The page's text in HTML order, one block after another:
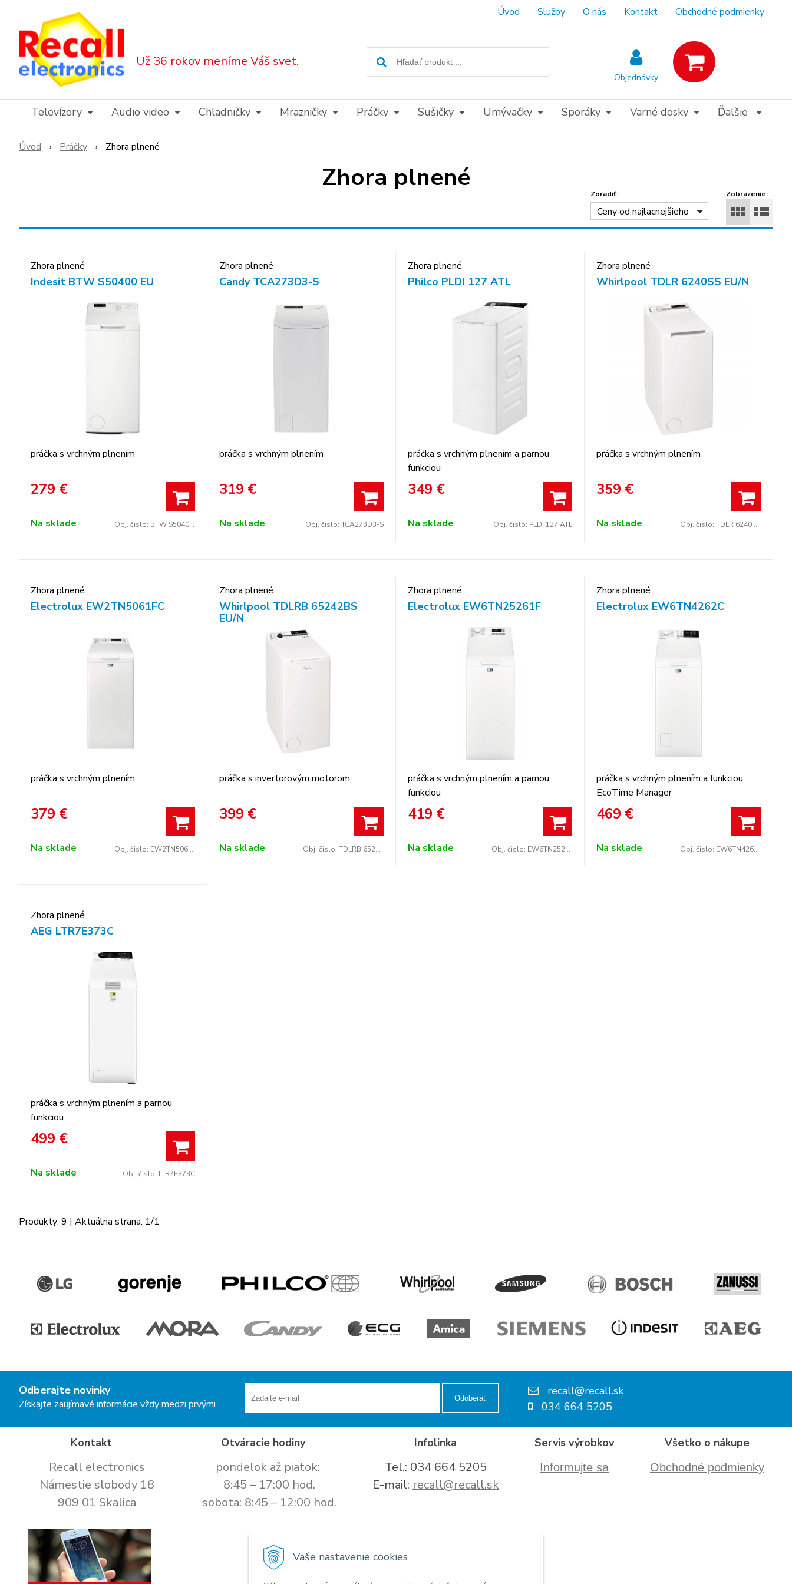
Vaše nastavenie cookies
Už 36 rokov meníme Váš svet.
Objednávky
Úvod Služby O nás Kontakt Obchodné podmienky
Úvod Práčky Zhora plnené
Zhora plnené
Zobrazenie:
Zoradiť:
Ceny od najlacnejšieho
Zhora plnené
Indesit BTW S50400 EU
práčka s vrchným plnením
279 €
Na sklade Obj. čislo: BTW S50400 EU
Zhora plnené
Candy TCA273D3-S
práčka s vrchným plnením
319 €
Na sklade Obj. čislo: TCA273D3-S
Zhora plnené
Philco PLDI 127 ATL
práčka s vrchným plnením a parnou
funkciou
349 €
Na sklade Obj. čislo: PLDI 127 ATL
Zhora plnené
Whirlpool TDLR 6240SS EU/N
práčka s vrchným plnením
359 €
Na sklade Obj. čislo:TDLR 6240SS EU/N
Zhora plnené
Electrolux EW2TN5061FC
práčka s vrchným plnením
379 €
Na sklade Obj. čislo: EW2TN5061FC
Zhora plnené
Whirlpool TDLRB 65242BS
EU/N
práčka s invertorovým motorom
399 €
Na sklade Obj. čislo:TDLRB 65242BS EU/N
Zhora plnené
Electrolux EW6TN25261F
práčka s vrchným plnením a parnou
funkciou
419 €
Na sklade Obj. čislo: EW6TN25261F
Zhora plnené
Electrolux EW6TN4262C
práčka s vrchným plnením a funkciou
EcoTime Manager
469 €
Na sklade Obj. čislo: EW6TN4262C
Zhora plnené
AEG LTR7E373C
práčka s vrchným plnením a parnou
funkciou
499 €
Na sklade Obj. čislo: LTR7E373C
Produkty: 9 | Aktuálna strana: 1/1
Televízory Audio video Chladničky Mrazničky Práčky Sušičky Umývačky Sporáky Varné dosky Ďalšie
Odberajte novinky
Získajte zaujímavé informácie vždy medzi prvými Odoberať
recall@recall.sk
034 664 5205
Kontakt
Recall electronics
Námestie slobody 18
909 01 Skalica
Otváracie hodiny
pondelok až piatok:
8:45 – 17:00 hod.
sobota: 8:45 – 12:00 hod.
Infolinka
Tel.: 034 664 5205
E-mail: recall@recall.sk
Servis výrobkov
Informujte sa
Všetko o nákupe
Obchodné podmienky